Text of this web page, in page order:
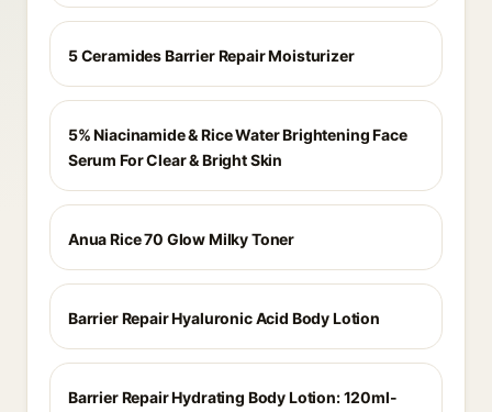
5 Ceramides Barrier Repair Moisturizer
5% Niacinamide & Rice Water Brightening Face
Serum For Clear & Bright Skin
Anua Rice 70 Glow Milky Toner
Barrier Repair Hyaluronic Acid Body Lotion
Barrier Repair Hydrating Body Lotion: 120ml-